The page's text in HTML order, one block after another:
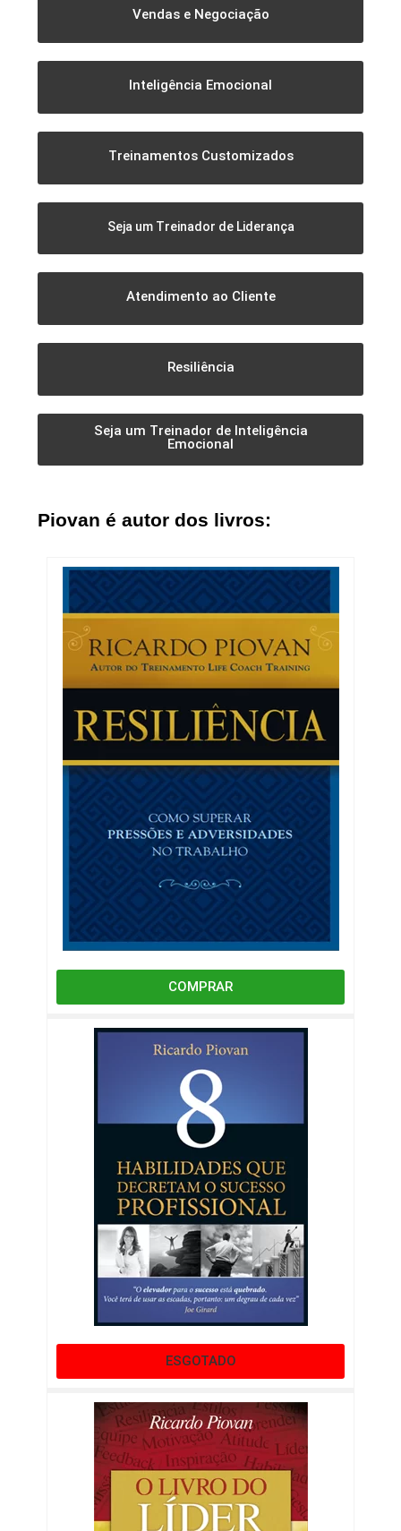
Vendas e Negociação
Inteligência Emocional
Treinamentos Customizados
Seja um Treinador de Liderança
Atendimento ao Cliente
Resiliência
Seja um Treinador de Inteligência
Emocional
Piovan é autor dos livros:
COMPRAR
ESGOTADO